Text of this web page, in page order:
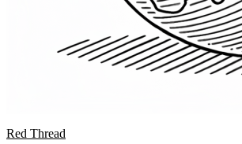
Red Thread